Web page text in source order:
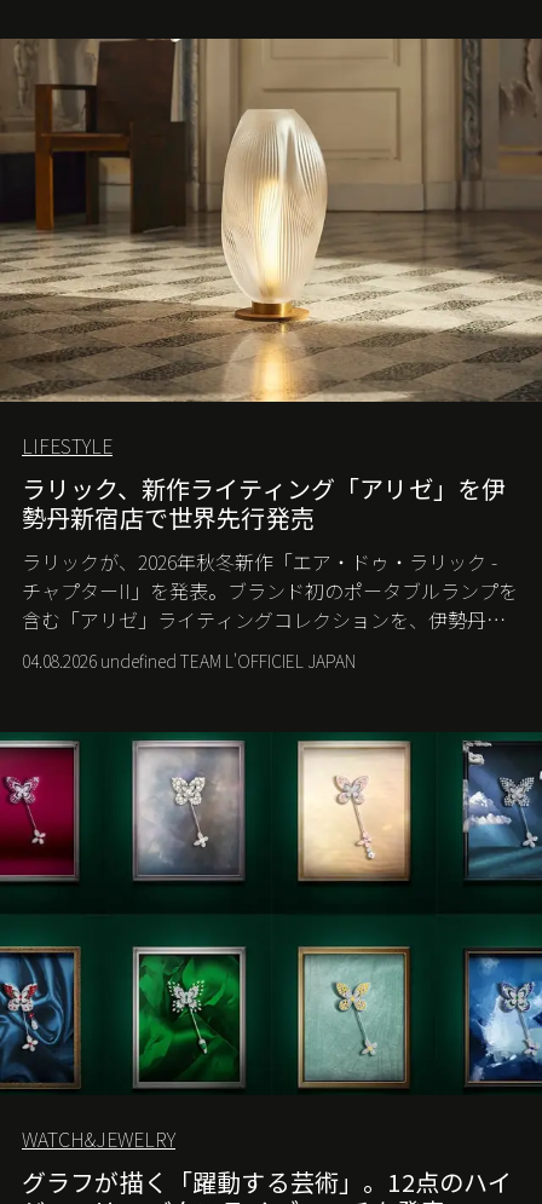
LIFESTYLE
ラリック、新作ライティング「アリゼ」を伊
勢丹新宿店で世界先行発売
ラリックが、2026年秋冬新作「エア・ドゥ・ラリック -
チャプターII」を発表。ブランド初のポータブルランプを
含む「アリゼ」ライティングコレクションを、伊勢丹新
宿店の期間限定ポップアップで世界に先駆けて発売す
る。
04.08.2026 undefined TEAM L'OFFICIEL JAPAN
WATCH&JEWELRY
グラフが描く「躍動する芸術」。12点のハイ